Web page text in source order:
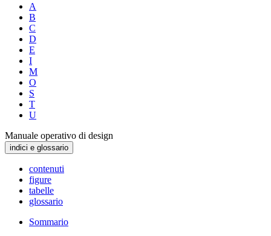
A
B
C
D
E
I
M
O
S
T
U
Manuale operativo di design
indici e glossario
contenuti
figure
tabelle
glossario
Sommario